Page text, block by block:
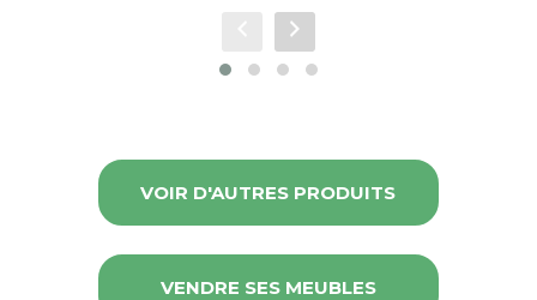
VOIR D'AUTRES PRODUITS
VENDRE SES MEUBLES